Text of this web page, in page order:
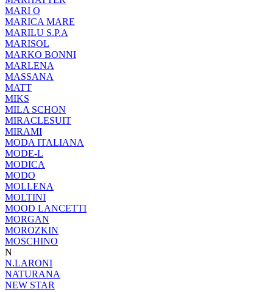
MARI O
MARICA MARE
MARILU S.P.A
MARISOL
MARKO BONNI
MARLENA
MASSANA
MATT
MIKS
MILA SCHON
MIRACLESUIT
MIRAMI
MODA ITALIANA
MODE-L
MODICA
MODO
MOLLENA
MOLTINI
MOOD LANCETTI
MORGAN
MOROZKIN
MOSCHINO
N
N.LARONI
NATURANA
NEW STAR